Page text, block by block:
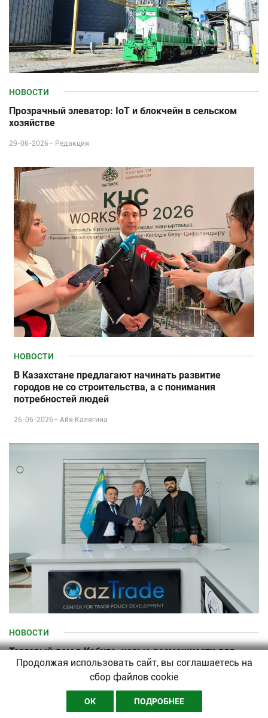
НОВОСТИ
Прозрачный элеватор: IoT и блокчейн в сельском
хозяйстве
29-06-2026– Редакция
НОВОСТИ
В Казахстане предлагают начинать развитие
городов не со строительства, а с понимания
потребностей людей
26-06-2026–Айя Калягина
НОВОСТИ
Торговый дом в Кабуле: новые возможности для
бизнеса Казахстана
Продолжая использовать сайт, вы соглашаетесь на
сбор файлов cookie
ОК ПОДРОБНЕЕ